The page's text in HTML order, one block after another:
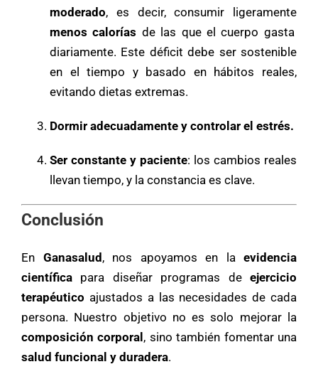
moderado, es decir, consumir ligeramente
menos calorías de las que el cuerpo gasta
diariamente. Este déficit debe ser sostenible
en el tiempo y basado en hábitos reales,
evitando dietas extremas.
Dormir adecuadamente y controlar el estrés.
Ser constante y paciente: los cambios reales
llevan tiempo, y la constancia es clave.
Conclusión
En Ganasalud , nos apoyamos en la evidencia
científica para diseñar programas de ejercicio
terapéutico ajustados a las necesidades de cada
persona. Nuestro objetivo no es solo mejorar la
composición corporal , sino también fomentar una
salud funcional y duradera.